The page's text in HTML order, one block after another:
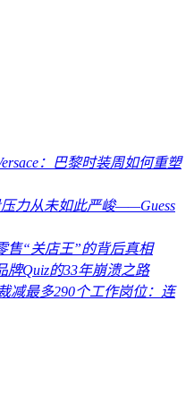
：巴黎时装周如何重塑
力从未如此严峻——Guess
售“关店王”的背后真相
牌Quiz的33年崩溃之路
减最多290个工作岗位：连